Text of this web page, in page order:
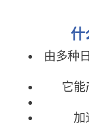
什
由多种
它能
加